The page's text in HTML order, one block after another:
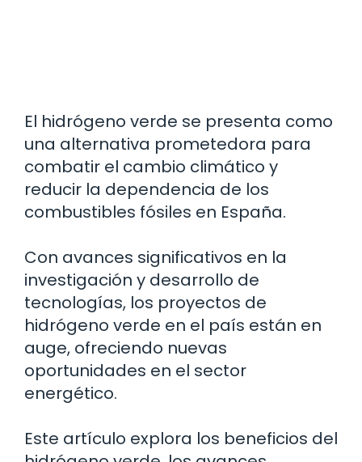
El hidrógeno verde se presenta como
una alternativa prometedora para
combatir el cambio climático y
reducir la dependencia de los
combustibles fósiles en España.
Con avances significativos en la
investigación y desarrollo de
tecnologías, los proyectos de
hidrógeno verde en el país están en
auge, ofreciendo nuevas
oportunidades en el sector
energético.
Este artículo explora los beneficios del